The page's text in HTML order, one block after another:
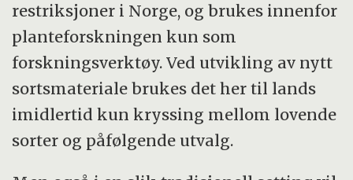
restriksjoner i Norge, og brukes innenfor
planteforskningen kun som
forskningsverktøy. Ved utvikling av nytt
sortsmateriale brukes det her til lands
imidlertid kun kryssing mellom lovende
sorter og påfølgende utvalg.